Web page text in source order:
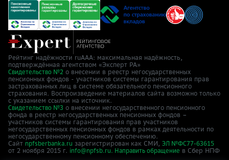
Рейтинг надёжности ruAAA: максимальная надёжность,
подтверждённая агентством «Эксперт РА»
Свидетельство №2 о внесении в реестр негосударственных
пенсионных фондов - участников системы гарантирования прав
застрахованных лиц в системе обязательного пенсионного
страхования. Воспроизведение материалов сайта возможно только
с указанием ссылки на источник.
Свидетельство №3 о внесении негосударственного пенсионного
фонда в реестр негосударственных пенсионных фондов –
участников системы гарантирования прав участников
негосударственных пенсионных фондов в рамках деятельности по
негосударственному пенсионному обеспечению.
Сайт npfsberbanka.ru зарегистрирован как СМИ, ЭЛ №ФС77-63615
от 2 ноября 2015 г. info@npfsb.ru. Направить обращение в Cбер НПФ